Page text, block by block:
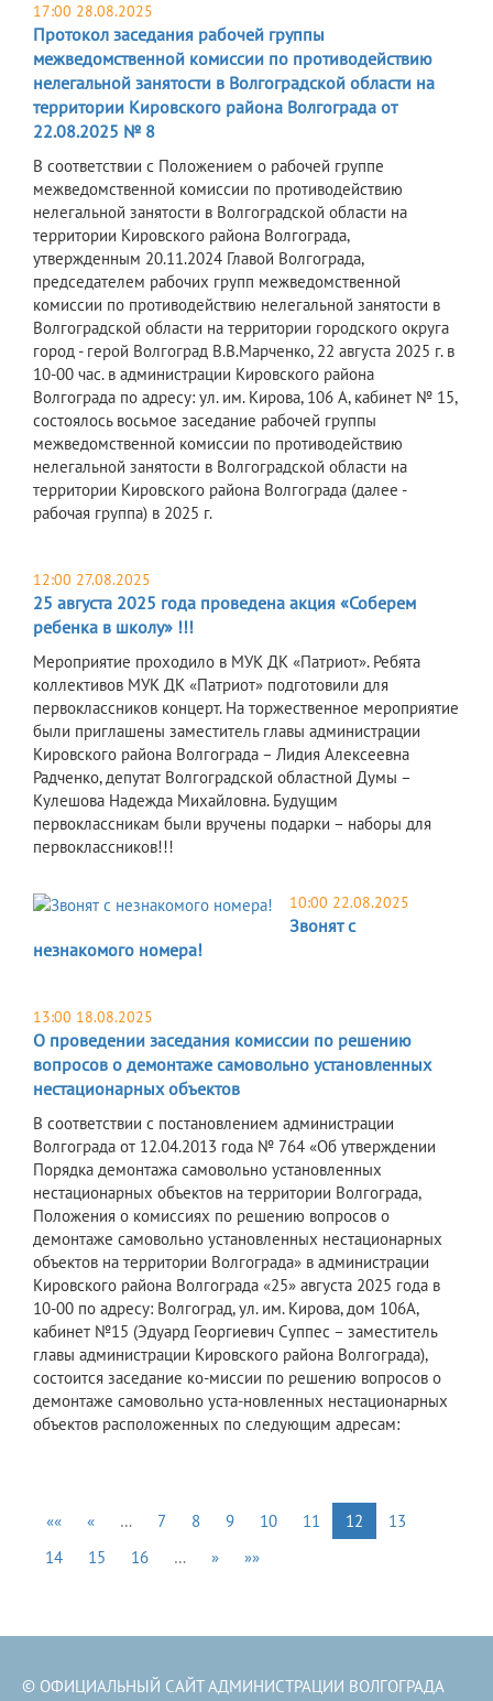
17:00 28.08.2025
Протокол заседания рабочей группы
межведомственной комиссии по противодействию
нелегальной занятости в Волгоградской области на
территории Кировского района Волгограда от
22.08.2025 № 8
В соответствии с Положением о рабочей группе
межведомственной комиссии по противодействию
нелегальной занятости в Волгоградской области на
территории Кировского района Волгограда,
утвержденным 20.11.2024 Главой Волгограда,
председателем рабочих групп межведомственной
комиссии по противодействию нелегальной занятости в
Волгоградской области на территории городского округа
город - герой Волгоград В.В.Марченко, 22 августа 2025 г. в
10-00 час. в администрации Кировского района
Волгограда по адресу: ул. им. Кирова, 106 А, кабинет № 15,
состоялось восьмое заседание рабочей группы
межведомственной комиссии по противодействию
нелегальной занятости в Волгоградской области на
территории Кировского района Волгограда (далее -
рабочая группа) в 2025 г.
12:00 27.08.2025
25 августа 2025 года проведена акция «Соберем
ребенка в школу» !!!
Мероприятие проходило в МУК ДК «Патриот». Ребята
коллективов МУК ДК «Патриот» подготовили для
первоклассников концерт. На торжественное мероприятие
были приглашены заместитель главы администрации
Кировского района Волгограда – Лидия Алексеевна
Радченко, депутат Волгоградской областной Думы –
Кулешова Надежда Михайловна. Будущим
первоклассникам были вручены подарки – наборы для
первоклассников!!!
10:00 22.08.2025
Звонят с
незнакомого номера!
13:00 18.08.2025
О проведении заседания комиссии по решению
вопросов о демонтаже самовольно установленных
нестационарных объектов
В соответствии с постановлением администрации
Волгограда от 12.04.2013 года № 764 «Об утверждении
Порядка демонтажа самовольно установленных
нестационарных объектов на территории Волгограда,
Положения о комиссиях по решению вопросов о
демонтаже самовольно установленных нестационарных
объектов на территории Волгограда» в администрации
Кировского района Волгограда «25» августа 2025 года в
10-00 по адресу: Волгоград, ул. им. Кирова, дом 106А,
кабинет №15 (Эдуард Георгиевич Суппес – заместитель
главы администрации Кировского района Волгограда),
состоится заседание ко-миссии по решению вопросов о
демонтаже самовольно уста-новленных нестационарных
объектов расположенных по следующим адресам:
«« « … 7 8 9 10 11 12
13
14
15 16 … » »»
© ОФИЦИАЛЬНЫЙ САЙТ АДМИНИСТРАЦИИ ВОЛГОГРАДА